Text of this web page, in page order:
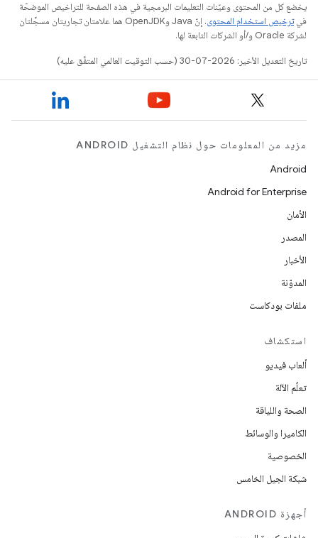
يخضع كل من المحتوى وعيّنات التعليمات البرمجية في هذه الصفحة للتراخيص الموضحّة
فيترخيص استخدام المحتوى
. إنّ Java وOpenJDK هما علامتان تجاريتان مسجَّلتان
لشركة Oracle و/أو الشركات التابعة لها.
تاريخ التعديل الأخير: 2026-07-30 (حسب التوقيت العالمي المتفَّق عليه)
مزيد من المعلومات حول نظام التشغيل ANDROID
Android
Android for Enterprise
الأمان
المصدر
الأخبار
المدوّنة
ملفات بودكاست
استكشاف
ألعاب فيديو
تعلُم الآلة
الصحة واللياقة
الكاميرا والوسائط
الخصوصية
شبكة الجيل الخامس
أجهزة ANDROID